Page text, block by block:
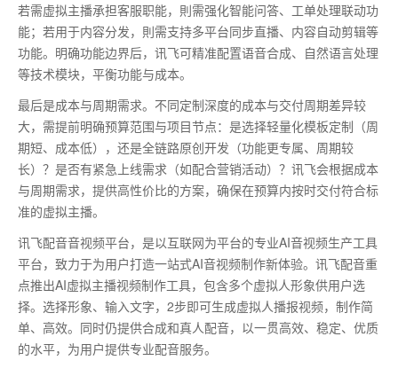
若需虚拟主播承担客服职能，則需强化智能问答、工单处理联动功
能；若用于内容分发，則需支持多平台同步直播、内容自动剪辑等
功能。明确功能边界后，讯飞可精准配置语音合成、自然语言处理
等技术模块，平衡功能与成本。
最后是成本与周期需求。不同定制深度的成本与交付周期差异较
大，需提前明确预算范围与项目节点：是选择轻量化模板定制（周
期短、成本低），还是全链路原创开发（功能更专属、周期较
长）？是否有紧急上线需求（如配合营销活动）？讯飞会根据成本
与周期需求，提供高性价比的方案，确保在预算内按时交付符合标
准的虚拟主播。
讯飞配音音视频平台，是以互联网为平台的专业AI音视频生产工具
平台，致力于为用户打造一站式AI音视频制作新体验。讯飞配音重
点推出AI虚拟主播视频制作工具，包含多个虚拟人形象供用户选
择。选择形象、输入文字，2步即可生成虚拟人播报视频，制作简
单、高效。同时仍提供合成和真人配音，以一贯高效、稳定、优质
的水平，为用户提供专业配音服务。